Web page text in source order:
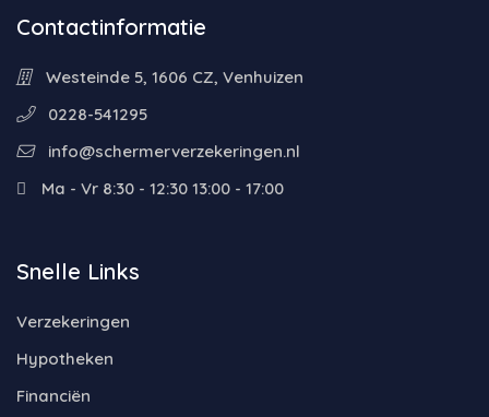
Contactinformatie
Westeinde 5, 1606 CZ, Venhuizen
0228-541295
info@schermerverzekeringen.nl
Ma - Vr 8:30 - 12:30 13:00 - 17:00
Snelle Links
Verzekeringen
Hypotheken
Financiën